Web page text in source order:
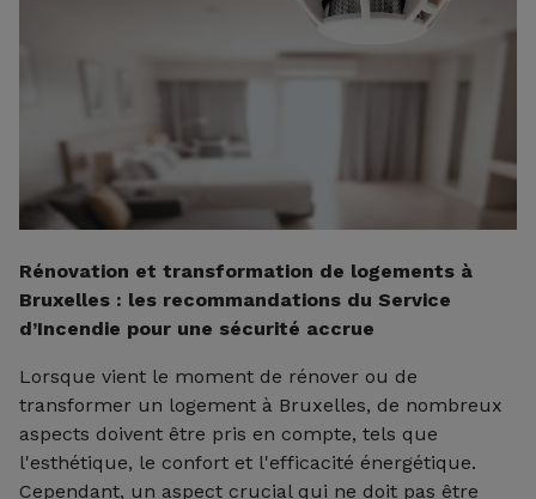
Rénovation et transformation de logements à
Bruxelles : les recommandations du Service
d’Incendie pour une sécurité accrue
Lorsque vient le moment de rénover ou de
transformer un logement à Bruxelles, de nombreux
aspects doivent être pris en compte, tels que
l'esthétique, le confort et l'efficacité énergétique.
Cependant, un aspect crucial qui ne doit pas être